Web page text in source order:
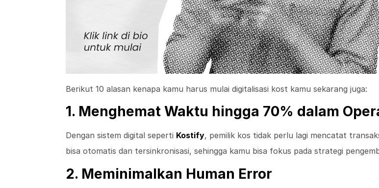
Berikut 10 alasan kenapa kamu harus mulai digitalisasi kost kamu sekarang juga:
1. Menghemat Waktu hingga 70% dalam
Dengan sistem digital seperti Kostify, pemilik kos tidak perlu lagi mencatat
bisa otomatis dan tersinkronisasi, sehingga kamu bisa fokus pada strategi
2. Meminimalkan Human Error